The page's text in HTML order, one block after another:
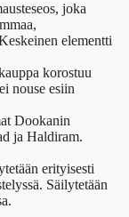
joka
elementti
korostuu
nouse esiin
Dookanin
ja Haldiram.
erityisesti
Säilytetään